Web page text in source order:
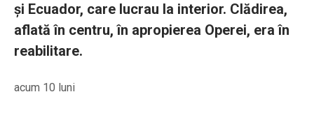
și Ecuador, care lucrau la interior. Clădirea,
aflată în centru, în apropierea Operei, era în
reabilitare.
acum 10 luni